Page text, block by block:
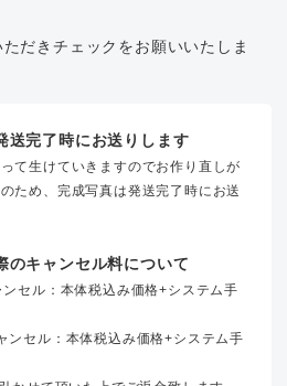
だきチェックをお願いいたしま
送完了時にお送りします
て生けていきますのでお作り直しが
ため、完成写真は発送完了時にお送
のキャンセル料について
セル：本体税込み価格+システム手
ンセル：本体税込み価格+システム手